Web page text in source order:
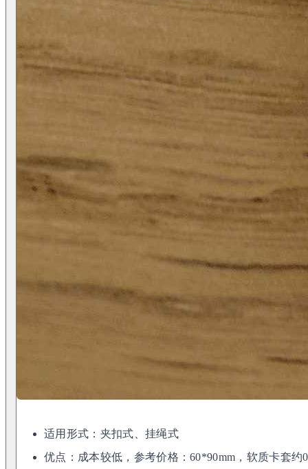
适用形式：夹扣式、挂绳式
优点：成本较低，参考价格：60*90mm，软质卡套